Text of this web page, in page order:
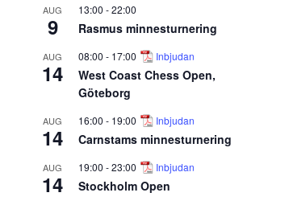
AUG
9
13:00 -22:00
Rasmus minnesturnering
AUG
14
08:00 - 17:00 Inbjudan
West Coast Chess Open,
Göteborg
AUG
14
16:00 - 19:00 Inbjudan
Carnstams minnesturnering
AUG
14
19:00 -23:00 Inbjudan
Stockholm Open